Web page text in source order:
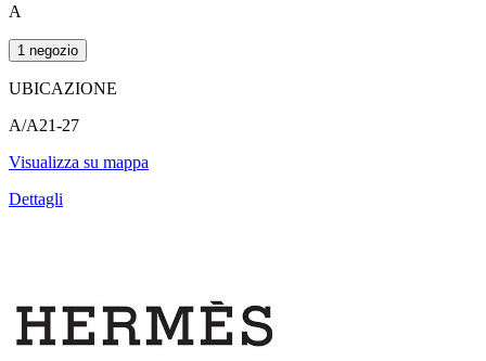
A
1 negozio
UBICAZIONE
A/A21-27
Visualizza su mappa
Dettagli